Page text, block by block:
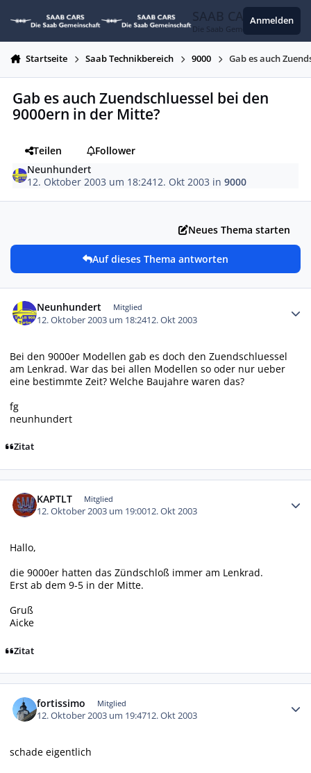
SAAB CARS
Die Saab Gemeinschaft
Anmelden
Startseite Saab Technikbereich 9000 Gab es auch
Gab es auch Zuendschluessel bei den
9000ern in der Mitte?
Teilen
Follower
Neunhundert
12. Oktober 2003 um 18:2412. Okt 2003 in9000
Neues Thema starten
Auf dieses Thema antworten
Neunhundert Mitglied
12. Oktober 2003 um 18:2412. Okt 2003
Bei den 9000er Modellen gab es doch den Zuendschluessel
am Lenkrad. War das bei allen Modellen so oder nur ueber
eine bestimmte Zeit? Welche Baujahre waren das?
fg
neunhundert
Zitat
KAPTLT Mitglied
12. Oktober 2003 um 19:0012. Okt 2003
Hallo,
die 9000er hatten das Zündschloß immer am Lenkrad.
Erst ab dem 9-5 in der Mitte.
Gruß
Aicke
Zitat
fortissimo Mitglied
12. Oktober 2003 um 19:4712. Okt 2003
schade eigentlich